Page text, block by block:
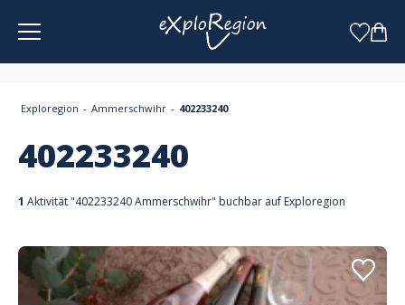
Exploregion Ammerschwihr 402233240
402233240
1 Aktivität "402233240 Ammerschwihr" buchbar auf Exploregion